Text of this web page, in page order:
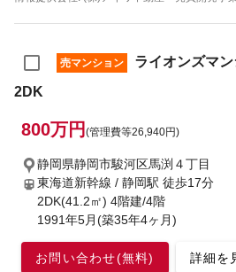
売マンション
ライオンズマ
2DK
800万円 (管理費等26,940円)
静岡県静岡市駿河区馬渕４丁目
東海道新幹線 / 静岡駅 徒歩17分
2DK(41.2㎡) 4階建/4階
1991年5月(築35年4ヶ月)
お問い合わせ(無料) 詳細を